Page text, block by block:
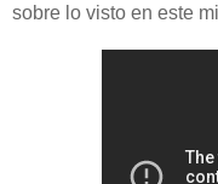
sobre lo visto en este